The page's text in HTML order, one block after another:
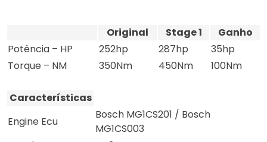
Original Stage 1
Ganho
Potência – HP
252hp 287hp
35hp
Torque – NM
350Nm 450Nm 100Nm
Características
Engine Ecu
Bosch MG1CS201 / Bosch
MG1CS003